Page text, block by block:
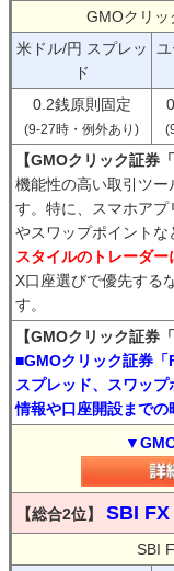
GMOクリッ
米ドル/円 スプレッ
ド
0.2銭原則固定
(9-27時・例外あり)
【GMOクリック証券
機能性の高い取引ツー
す。特に、スマホア
やスワップポイントな
スタイルのトレーダ
X口座選びで優先する
す。
【GMOクリック証券
■GMOクリック証券「
スプレッド、スワッ
情報や口座開設までの
【総合2位】 SBI FX
SBI